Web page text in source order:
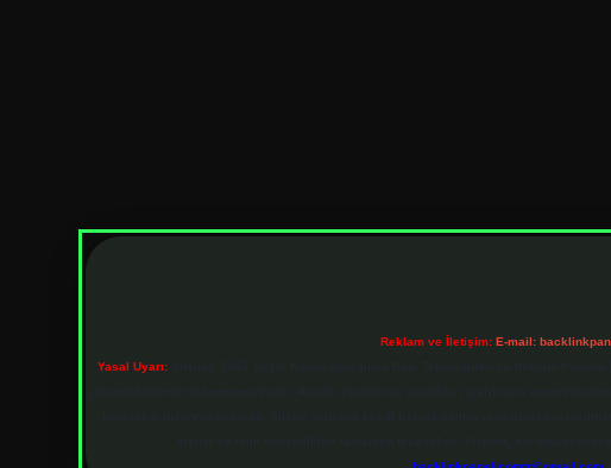
Reklam ve İletişim: E-mail:
Yasal Uyarı:Sitemiz, 5651 Sayılı Kanun gereğince Bilgi Teknolojileri ve İletişim